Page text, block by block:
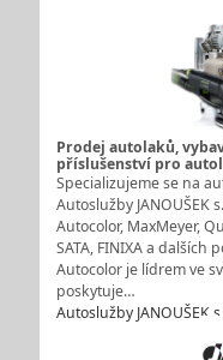
Prodej autolaků,
příslušenství pro
Specializujeme se na
Autoslužby JANOUŠEK
Autocolor, MaxMeyer,
SATA, FINIXA a dalších
Autocolor je lídrem ve
poskytuje…
Autoslužby JANOUŠEK